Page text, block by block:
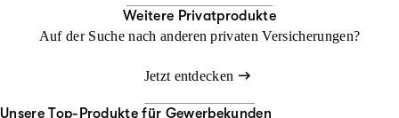
Weitere Privatprodukte
Auf der Suche nach anderen privaten Versicherungen?
Jetzt entdecken
Unsere Top-Produkte für Gewerbekunden